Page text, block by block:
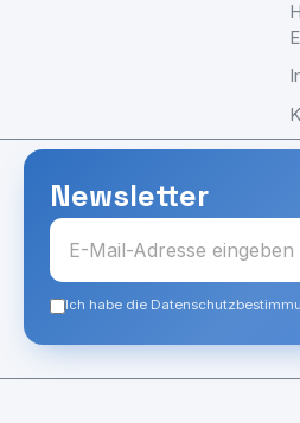
Newsletter
Ich habe die